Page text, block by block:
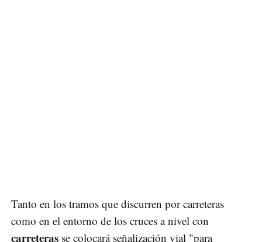
Tanto en los tramos que discurren por carreteras
como en el entorno de los cruces a nivel con
carreteras se colocará señalización vial "para